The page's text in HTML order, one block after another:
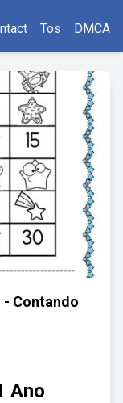
Tos DMCA
- Contando
Ano